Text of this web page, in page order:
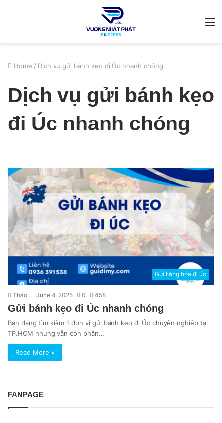
Home / Dịch vụ gửi bánh kẹo đi Úc nhanh chóng
Dịch vụ gửi bánh kẹo
đi Úc nhanh chóng
Gửi hàng hóa đi úc
Thảo June 4, 2025 0 458
Gửi bánh kẹo đi Úc nhanh chóng
Bạn đang tìm kiếm 1 đơn vị gửi bánh kẹo đi Úc chuyên nghiệp tại
TP.HCM nhưng vẫn còn phân…
Read More »
FANPAGE